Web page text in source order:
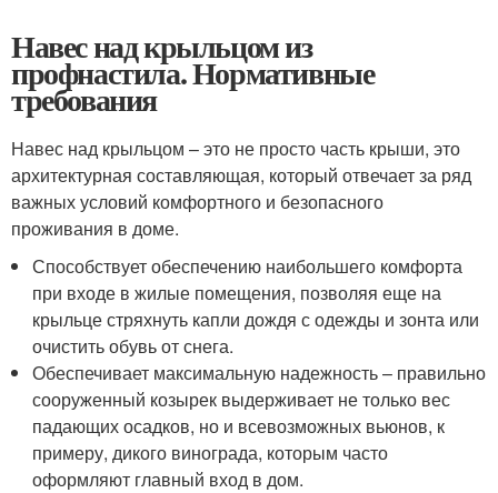
Навес над крыльцом из
профнастила. Нормативные
требования
Навес над крыльцом – это не просто часть крыши, это
архитектурная составляющая, который отвечает за ряд
важных условий комфортного и безопасного
проживания в доме.
Способствует обеспечению наибольшего комфорта
при входе в жилые помещения, позволяя еще на
крыльце стряхнуть капли дождя с одежды и зонта или
очистить обувь от снега.
Обеспечивает максимальную надежность – правильно
сооруженный козырек выдерживает не только вес
падающих осадков, но и всевозможных вьюнов, к
примеру, дикого винограда, которым часто
оформляют главный вход в дом.